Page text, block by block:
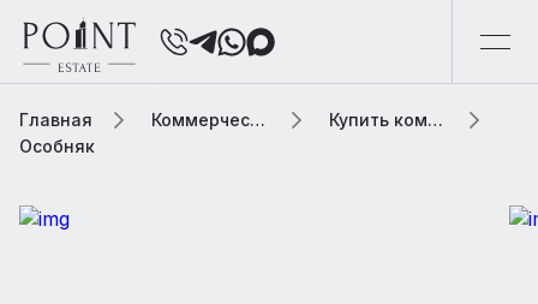
Главная Коммерческая элитная недвижимость
Купить коммерческую недвижимость
Особняк